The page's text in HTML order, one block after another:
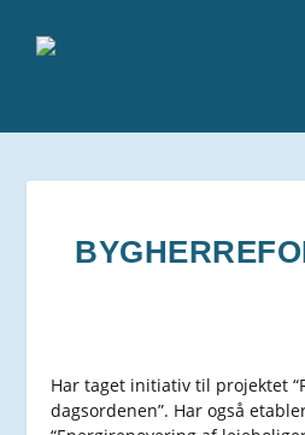
Har taget initiativ til projektet
dagsordenen”. Har også